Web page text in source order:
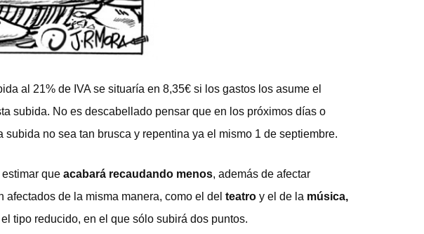
al 21% de IVA se situaría en 8,35€ si los gastos los asume el
subida. No es descabellado pensar que en los próximos días o
no sea tan brusca y repentina ya el mismo 1 de septiembre.
que acabará recaudando menos, además de afectar
de la misma manera, como el del teatro y el de la música,
tipo reducido, en el que sólo subirá dos puntos.